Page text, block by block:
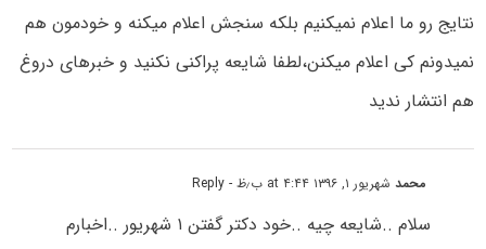
نتایج رو ما اعلام نمیکنیم بلکه سنجش اعلام میکنه و خودمون هم
نمیدونم کی اعلام میکنن،لطفا شایعه پراکنی نکنید و خبرهای دروغ
هم انتشار ندید
محمدشهریور ۱, ۱۳۹۶ at ۴:۴۴ ب٫ظ - Reply
سلام ..شایعه چیه ..خود دکتر گفتن ۱ شهریور ..اخبارم